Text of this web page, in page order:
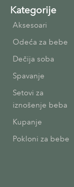
Kategorije
Aksesoari
Odeća za bebe
Dečija soba
Spavanje
Setovi za
iznošenje beba
Kupanje
Pokloni za bebe